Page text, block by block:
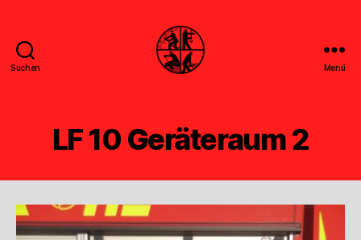
Suchen Menü
LF 10 Geräteraum 2